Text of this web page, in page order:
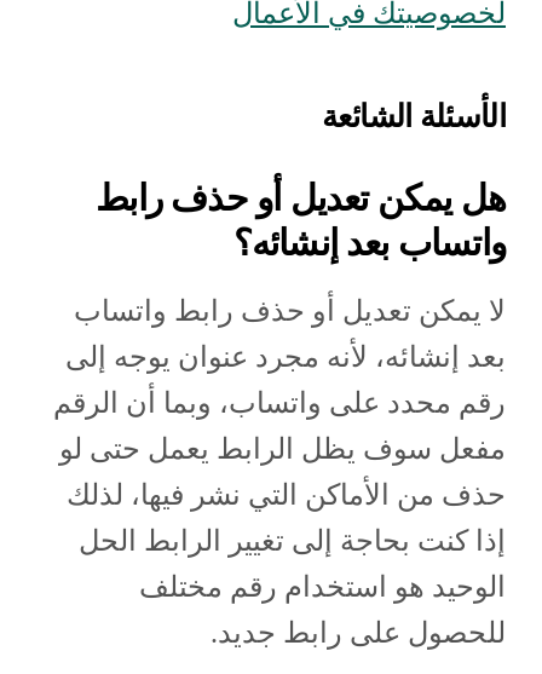
لخصوصيتك في الأعمال
الأسئلة الشائعة
هل يمكن تعديل أو حذف رابط
واتساب بعد إنشائه؟
لا يمكن تعديل أو حذف رابط واتساب
بعد إنشائه، لأنه مجرد عنوان يوجه إلى
رقم محدد على واتساب، وبما أن الرقم
مفعل سوف يظل الرابط يعمل حتى لو
حذف من الأماكن التي نشر فيها، لذلك
إذا كنت بحاجة إلى تغيير الرابط الحل
الوحيد هو استخدام رقم مختلف
للحصول على رابط جديد.